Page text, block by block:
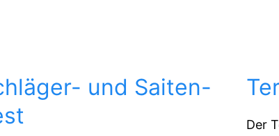
und Saiten-
Der